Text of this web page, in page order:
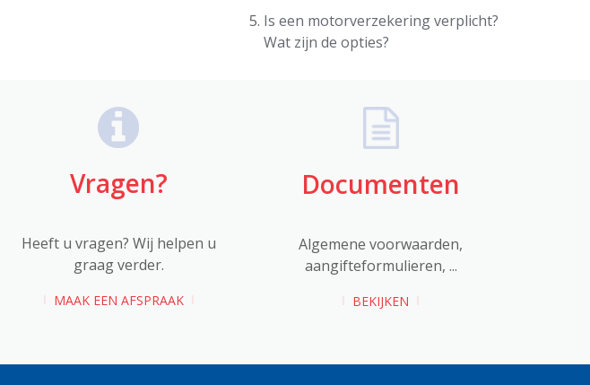
Is een motorverzekering verplicht?
Wat zijn de opties?
Vragen?
Heeft u vragen? Wij helpen u
graag verder.
MAAK EEN AFSPRAAK
Documenten
Algemene voorwaarden,
aangifteformulieren, ...
BEKIJKEN